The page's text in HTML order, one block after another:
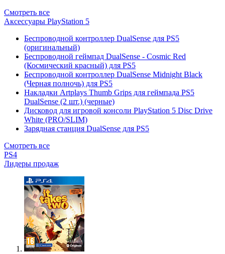
Смотреть все
Аксессуары PlayStation 5
Беспроводной контроллер DualSense для PS5
(оригинальный)
Беспроводной геймпад DualSense - Cosmic Red
(Космический красный) для PS5
Беспроводной контроллер DualSense Midnight Black
(Черная полночь) для PS5
Накладки Artplays Thumb Grips для геймпада PS5
DualSense (2 шт.) (черные)
Дисковод для игровой консоли PlayStation 5 Disc Drive
White (PRO/SLIM)
Зарядная станция DualSense для PS5
Смотреть все
PS4
Лидеры продаж